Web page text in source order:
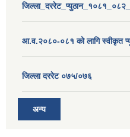
आ.व.२०८०-०८१ को लागि स्वीकृत
जिल्ला दररेट ०७५/०७६
अन्य